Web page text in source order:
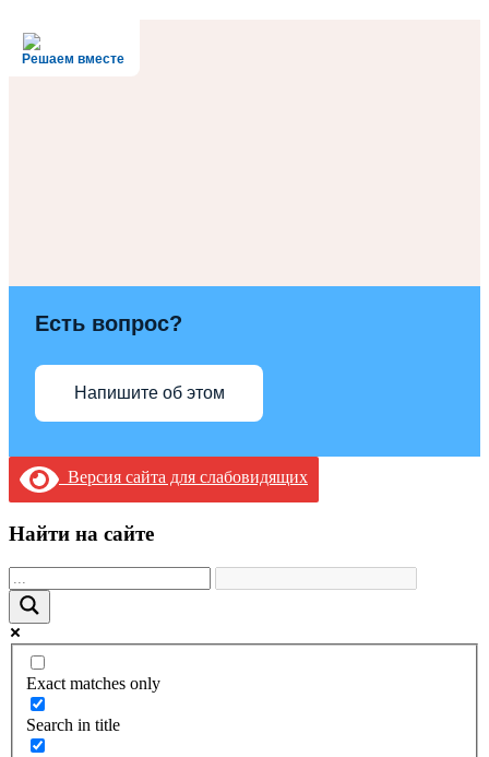
Решаем вместе
Есть вопрос?
Напишите об этом
Версия сайта для слабовидящих
Найти на сайте
Exact matches only
Search in title